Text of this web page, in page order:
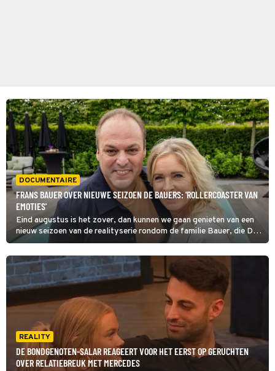
DOCUMENTAIRE
FRANS BAUER OVER NIEUWE SEIZOEN DE BAUERS: 'ROLLERCOASTER VAN
EMOTIES'
Eind augustus is het zover, dan kunnen we gaan genieten van een
nieuw seizoen van de realityserie rondom de familie Bauer, die De
Bauers, een Nieuwe Fase zal gaan heten. Frans licht alvast een
tipje van de sluier op over wat we gaan zien en dat belooft wat:
'Rollercoaster van emoties.'
REALITY
DE BONDGENOTEN-SALAR REAGEERT VOOR HET EERST OP GERUCHTEN
OVER RELATIEBREUK MET MERCEDES